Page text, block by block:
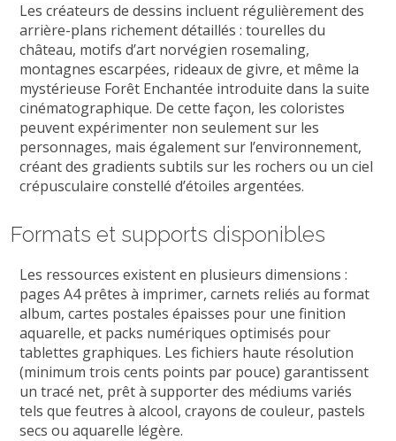
Les créateurs de dessins incluent régulièrement des
arrière-plans richement détaillés : tourelles du
château, motifs d’art norvégien rosemaling,
montagnes escarpées, rideaux de givre, et même la
mystérieuse Forêt Enchantée introduite dans la suite
cinématographique. De cette façon, les coloristes
peuvent expérimenter non seulement sur les
personnages, mais également sur l’environnement,
créant des gradients subtils sur les rochers ou un ciel
crépusculaire constellé d’étoiles argentées.
Formats et supports disponibles
Les ressources existent en plusieurs dimensions :
pages A4 prêtes à imprimer, carnets reliés au format
album, cartes postales épaisses pour une finition
aquarelle, et packs numériques optimisés pour
tablettes graphiques. Les fichiers haute résolution
(minimum trois cents points par pouce) garantissent
un tracé net, prêt à supporter des médiums variés
tels que feutres à alcool, crayons de couleur, pastels
secs ou aquarelle légère.